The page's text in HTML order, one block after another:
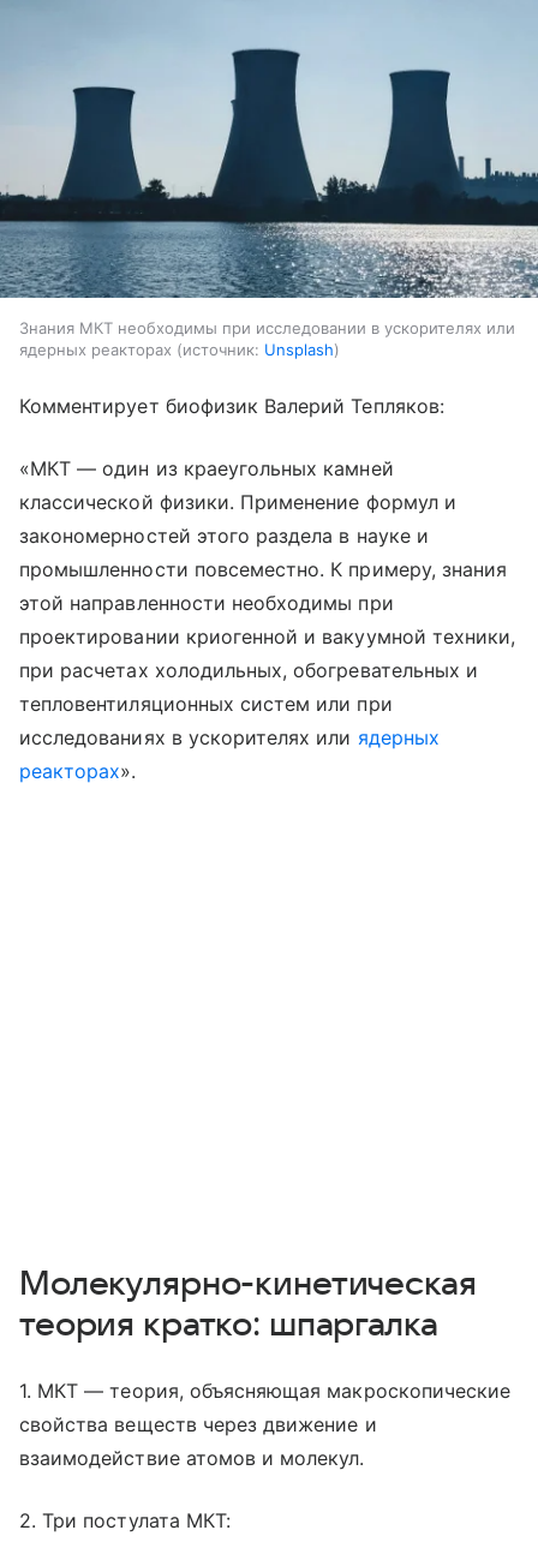
Знания МКТ необходимы при исследовании в ускорителях или
ядерных реакторах
источник: Unsplash
Комментирует биофизик Валерий Тепляков:
«МКТ — один из краеугольных камней
классической физики. Применение формул и
закономерностей этого раздела в науке и
промышленности повсеместно. К примеру, знания
этой направленности необходимы при
проектировании криогенной и вакуумной техники,
при расчетах холодильных, обогревательных и
тепловентиляционных систем или при
исследованиях в ускорителях или ядерных
реакторах».
Молекулярно-кинетическая
теория кратко: шпаргалка
1. МКТ — теория, объясняющая макроскопические
свойства веществ через движение и
взаимодействие атомов и молекул.
2. Три постулата МКТ: